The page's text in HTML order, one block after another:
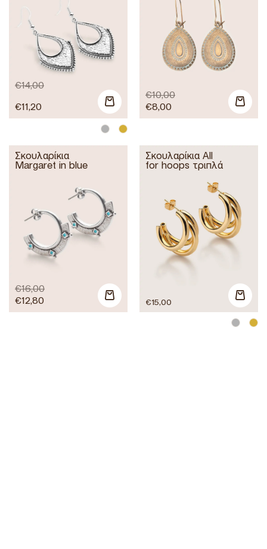
€14,00
€11,20
€10,00
€8,00
Σκουλαρίκια
Margaret in blue
€16,00
€12,80
Σκουλαρίκια All
for hoops τριπλά
€15,00